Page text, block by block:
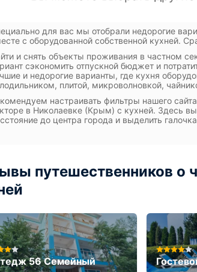
для вас мы отобрали недорогие
с оборудованной собственной кухней.
и снять объекты проживания в частном
сэкономить отпускной бюджет и
и недорогие варианты, где кухня
плитой, микроволновкой,
настраивать фильтры нашего
в Николаевке (Крым) с кухней. Здесь
до центра города и выделить
путешественников о
56 Семейный